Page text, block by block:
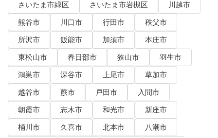
さいたま市緑区
さいたま市岩槻区
川越市
熊谷市
川口市 行田市
秩父市
所沢市
飯能市 加須市
本庄市
東松山市
春日部市 狭山市
羽生市
鴻巣市
深谷市 上尾市
草加市
越谷市
蕨市 戸田市
入間市
朝霞市
志木市 和光市
新座市
桶川市
久喜市 北本市
八潮市